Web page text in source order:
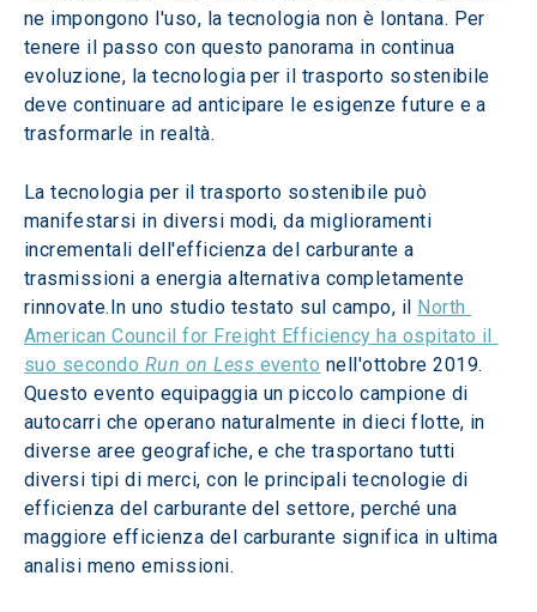
ne impongono l'uso, la tecnologia non è lontana. Per
tenere il passo con questo panorama in continua
evoluzione, la tecnologia per il trasporto sostenibile
deve continuare ad anticipare le esigenze future e a
trasformarle in realtà.
La tecnologia per il trasporto sostenibile può
manifestarsi in diversi modi, da miglioramenti
incrementali dell'efficienza del carburante a
trasmissioni a energia alternativa completamente
rinnovate.In uno studio testato sul campo, il
North
American Council for Freight Efficiency ha ospitato il
suo secondo Run on Less evento nell'ottobre 2019.
Questo evento equipaggia un piccolo campione di
autocarri che operano naturalmente in dieci flotte, in
diverse aree geografiche, e che trasportano tutti
diversi tipi di merci, con le principali tecnologie di
efficienza del carburante del settore, perché una
maggiore efficienza del carburante significa in ultima
analisi meno emissioni.